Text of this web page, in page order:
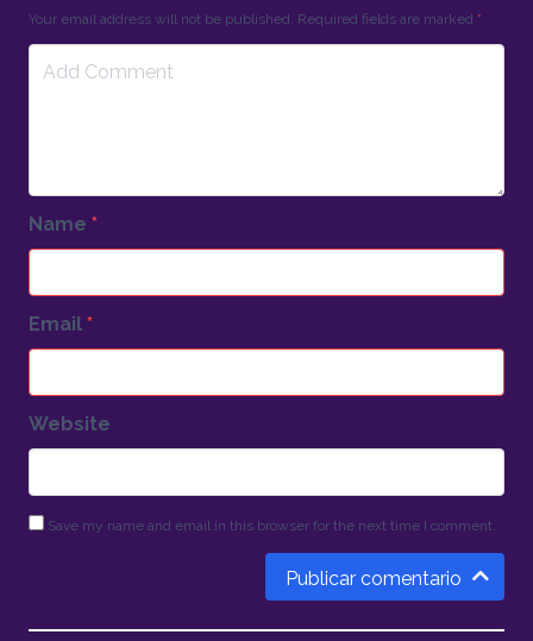
Your email address will not be published. Required fields are marked *
Name *
Email *
Website
Save my name and email in this browser for the next time I comment.
Publicar comentario